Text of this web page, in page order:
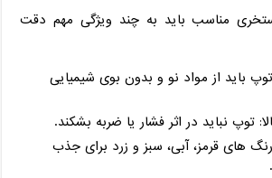
مناسب باید به چند ویژگی مهم دقت
باید از مواد نو و بدون بوی شیمیایی
توپ نباید در اثر فشار یا ضربه بشکند.
‌های قرمز، آبی، سبز و زرد برای جذب